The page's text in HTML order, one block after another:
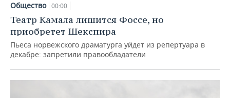
Общество 00:00
Театр Камала лишится Фоссе, но
приобретет Шекспира
Пьеса норвежского драматурга уйдет из репертуара в
декабре: запретили правообладатели